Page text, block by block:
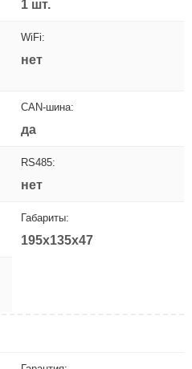
1 шт.
WiFi:
нет
CAN-шина:
да
RS485:
нет
Габариты:
195x135x47